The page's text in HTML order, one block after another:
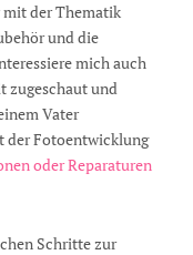
der Thematik
und die
mich auch
zugeschaut und
Vater
der Fotoentwicklung
oder Reparaturen
Schritte zur